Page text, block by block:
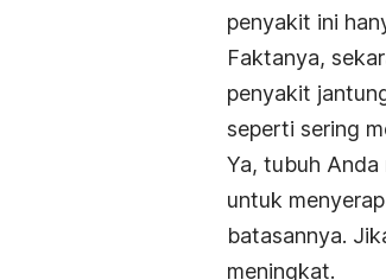
penyakit ini
Faktanya,
penyakit
seperti sering
Ya, tubuh Anda
untuk
batasannya.
meningkat.